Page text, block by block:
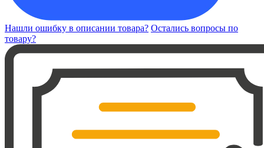
Нашли ошибку в описании товара? Остались вопросы по
товару?